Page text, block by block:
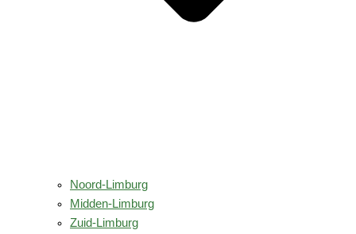
Noord-Limburg
Midden-Limburg
Zuid-Limburg